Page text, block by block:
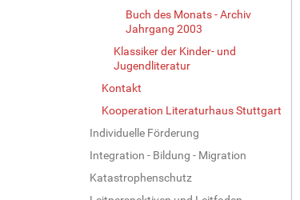
Buch des Monats - Archiv
Jahrgang 2003
Klassiker der Kinder- und
Jugendliteratur
Kontakt
Kooperation Literaturhaus Stuttgart
Individuelle Förderung
Integration - Bildung - Migration
Katastrophenschutz